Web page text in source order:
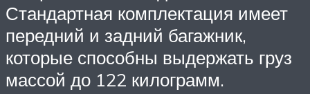
Стандартная комплектация имеет
передний и задний багажник,
которые способны выдержать груз
массой до 122 килограмм.